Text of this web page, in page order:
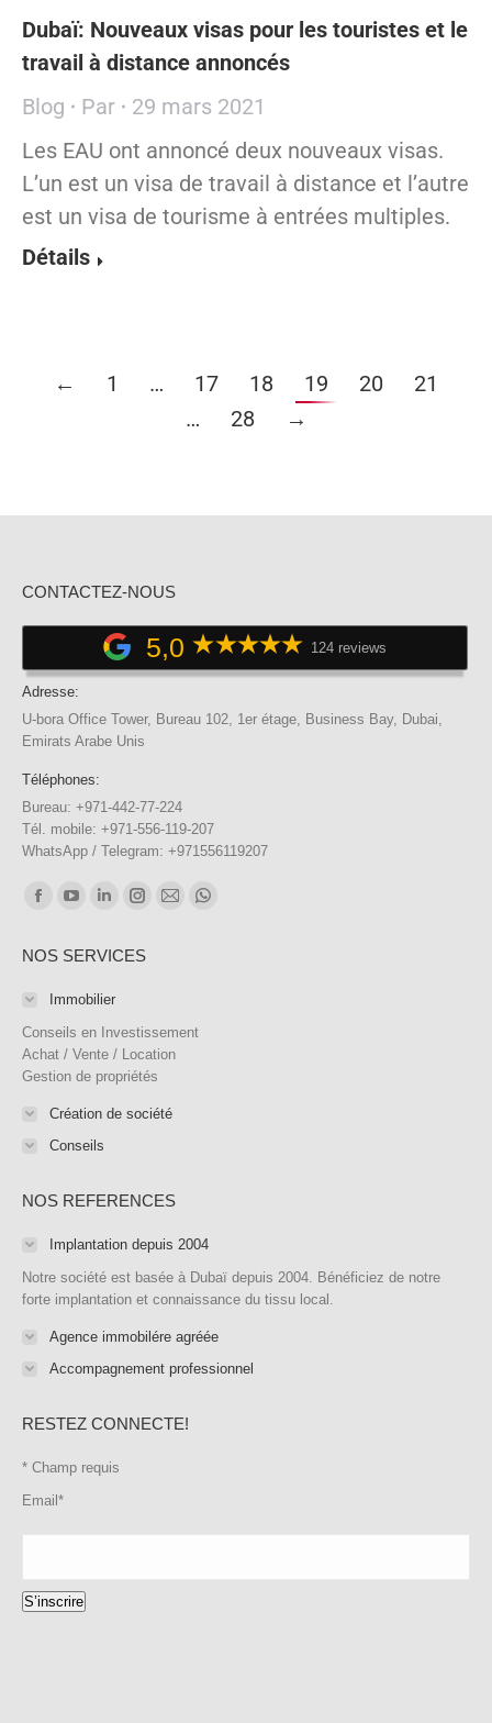
Dubaï: Nouveaux visas pour les touristes et le
travail à distance annoncés
Blog
Par
29 mars 2021
Les EAU ont annoncé deux nouveaux visas.
L’un est un visa de travail à distance et l’autre
est un visa de tourisme à entrées multiples.
Détails
← 1 … 17 18 19 20
21
…
28 →
CONTACTEZ-NOUS
5,0 124 reviews
Adresse:
U-bora Office Tower, Bureau 102, 1er étage, Business Bay, Dubai,
Emirats Arabe Unis
Téléphones:
Bureau: +971-442-77-224
Tél. mobile: +971-556-119-207
WhatsApp / Telegram: +971556119207
Trouvez nous sur :
Facebook
opens
window
opens
in
window
LinkedIn
opens
in
window
Instagram
opens
window
E-
new
WhatsApp
NOS SERVICES
Immobilier
Conseils en Investissement
Achat / Vente / Location
Gestion de propriétés
Création de société
Conseils
NOS REFERENCES
Implantation depuis 2004
Notre société est basée à Dubaï depuis 2004. Bénéficiez de notre
forte implantation et connaissance du tissu local.
Agence immobilére agréée
Accompagnement professionnel
RESTEZ CONNECTE!
* Champ requis
Email*
S’inscrire